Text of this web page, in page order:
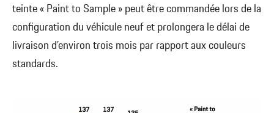
teinte « Paint to Sample » peut être commandée lors de la
configuration du véhicule neuf et prolongera le délai de
livraison d’environ trois mois par rapport aux couleurs
standards.